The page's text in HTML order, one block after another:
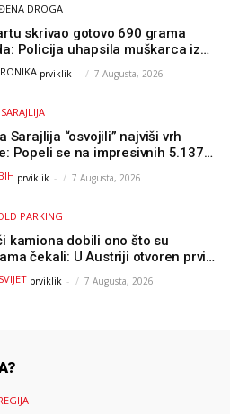
DROGA
skrivao gotovo 690 grama
Policija uhapsila muškarca iz
prviklik - 7 Augusta, 2026
Sarajlija “osvojili” najviši vrh
Popeli se na impresivnih 5.137
prviklik - 7 Augusta, 2026
PARKING
kamiona dobili ono što su
čekali: U Austriji otvoren prvi
sigurni parking
prviklik - 7 Augusta, 2026